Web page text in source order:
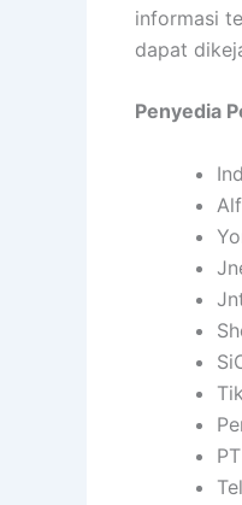
informasi
dapat
Penyedia